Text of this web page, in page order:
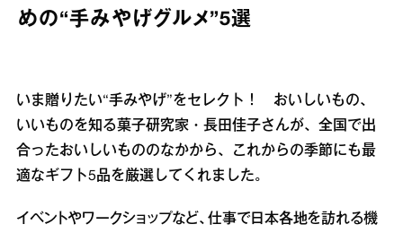
めの“手みやげグルメ”5選
いま贈りたい“手みやげ”をセレクト！ おいしいもの、
いいものを知る菓子研究家・長田佳子さんが、全国で出
合ったおいしいもののなかから、これからの季節にも最
適なギフト5品を厳選してくれました。
イベントやワークショップなど、仕事で日本各地を訪れる機